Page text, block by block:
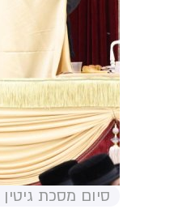
סיום מסכת